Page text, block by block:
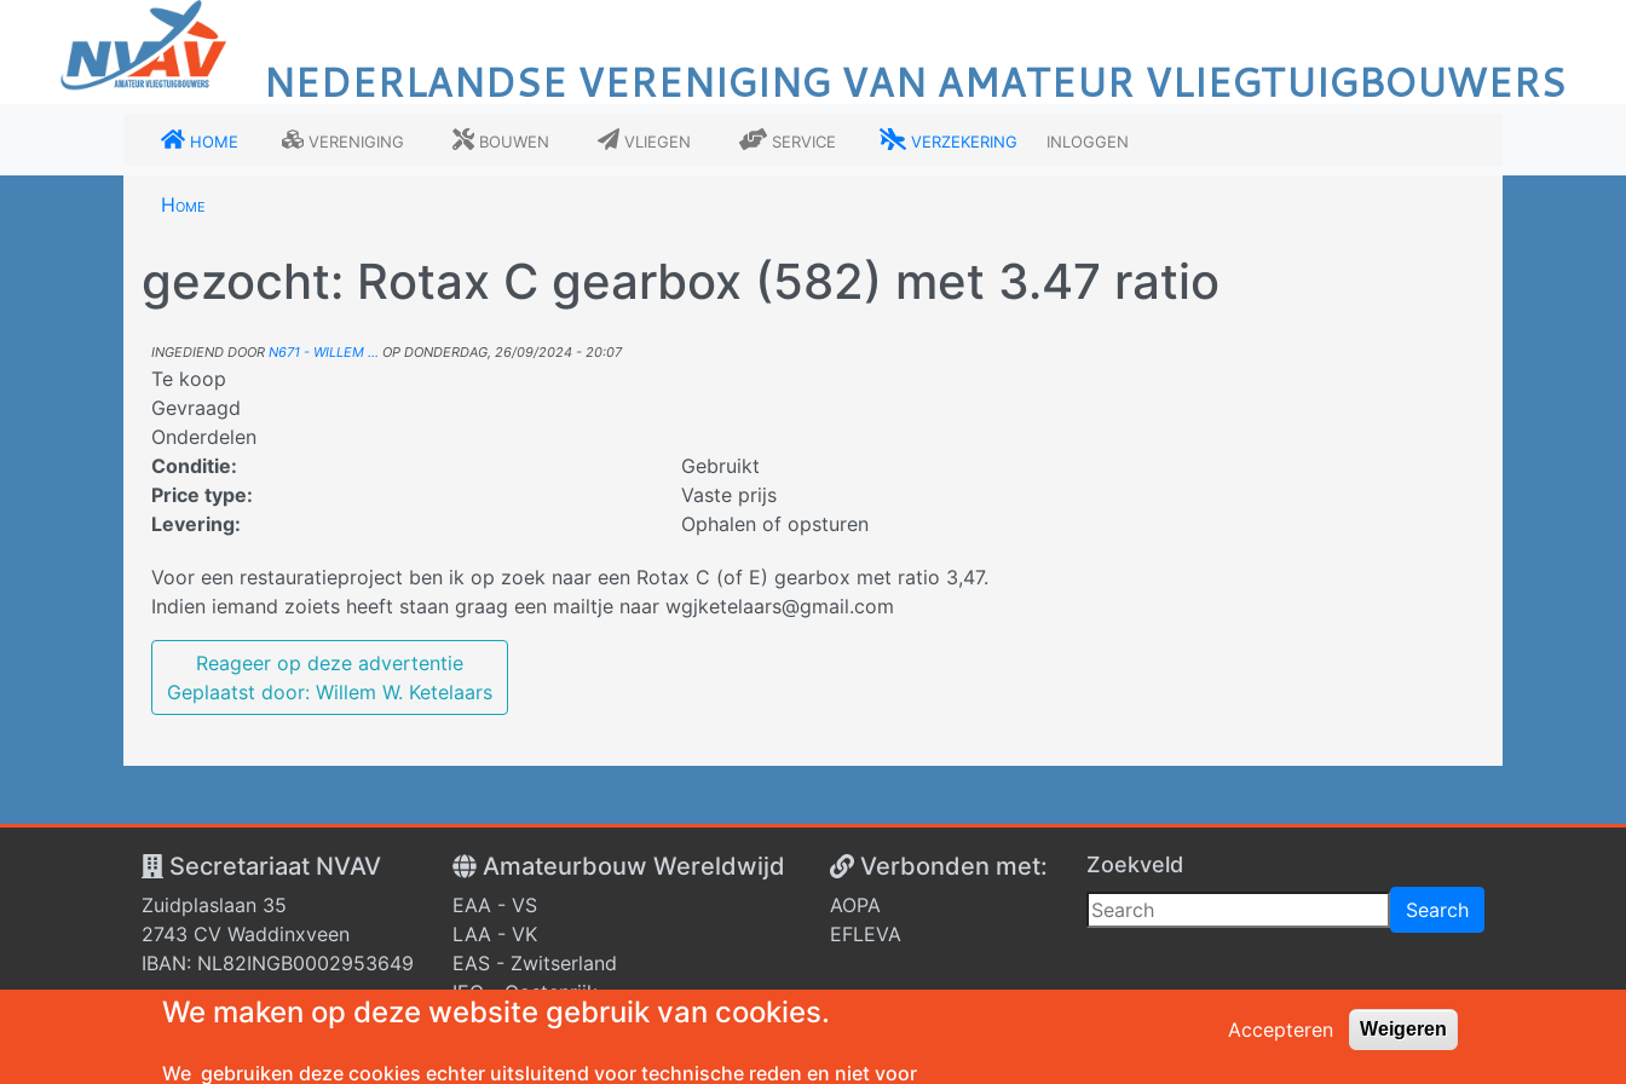
NEDERLANDSE VERENIGING VAN AMATEUR VLIEGTUIGBOUWERS
Home Vereniging Bouwen Vliegen Service Verzekering Inloggen
Home
gezocht: Rotax C gearbox (582) met 3.47 ratio
Ingediend doorN671 - Willem … opdonderdag, 26/09/2024 - 20:07
Te koop
Gevraagd
Onderdelen
Conditie:
Gebruikt
Price type:
Vaste prijs
Levering: Ophalen of opsturen
Voor een restauratieproject ben ik op zoek naar een Rotax C (of E) gearbox met ratio 3,47.
Indien iemand zoiets heeft staan graag een mailtje naar wgjketelaars@gmail.com
Reageer op deze advertentie
Geplaatst door: Willem W. Ketelaars
Secretariaat NVAV
Zuidplaslaan 35
2743 CV Waddinxveen
IBAN: NL82INGB0002953649
Amateurbouw Wereldwijd
EAA - VS
LAA - VK
EAS - Zwitserland
IEC - Oostenrijk
RSA - Frankrijk
Verbonden met:
AOPA
EFLEVA
Zoekveld
We maken op deze website gebruik van cookies.
We gebruiken deze cookies echter uitsluitend voor technische reden en niet voor
Accepteren Weigeren